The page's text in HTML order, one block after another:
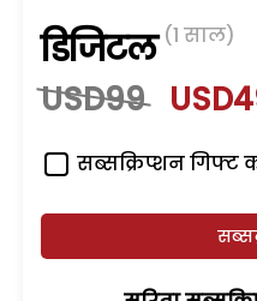
डिजिटल (1 साल)
USD99
सब्सक्रिप्शन गिफ्ट